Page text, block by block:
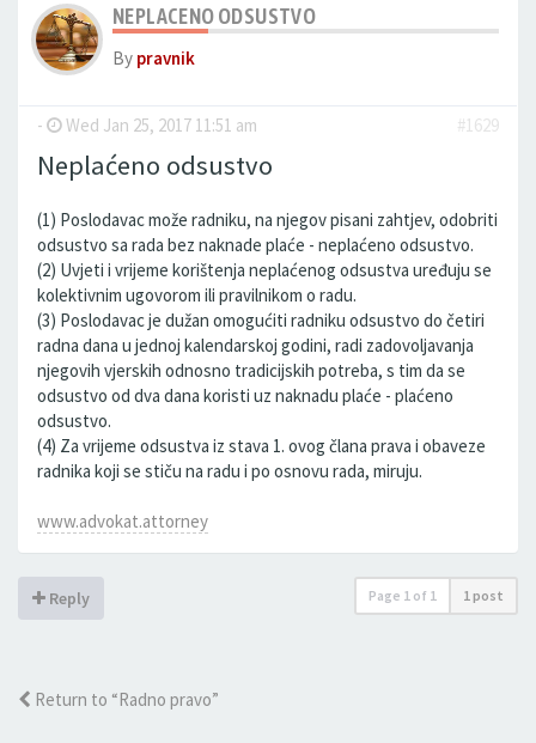
NEPLACENO ODSUSTVO
By pravnik
- Wed Jan 25, 2017 11:51 am #1629
Neplaćeno odsustvo
(1) Poslodavac može radniku, na njegov pisani zahtjev, odobriti
odsustvo sa rada bez naknade plaće - neplaćeno odsustvo.
(2) Uvjeti i vrijeme korištenja neplaćenog odsustva uređuju se
kolektivnim ugovorom ili pravilnikom o radu.
(3) Poslodavac je dužan omogućiti radniku odsustvo do četiri
radna dana u jednoj kalendarskoj godini, radi zadovoljavanja
njegovih vjerskih odnosno tradicijskih potreba, s tim da se
odsustvo od dva dana koristi uz naknadu plaće - plaćeno
odsustvo.
(4) Za vrijeme odsustva iz stava 1. ovog člana prava i obaveze
radnika koji se stiču na radu i po osnovu rada, miruju.
www.advokat.attorney
Reply Page 1 of 1 1 post
Return to “Radno pravo”